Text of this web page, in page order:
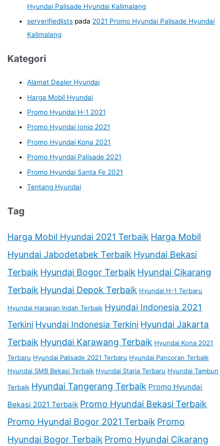
Hyundai Palisade Hyundai Kalimalang
serverifiedlists pada 2021 Promo Hyundai Palisade Hyundai
Kalimalang
Kategori
Alamat Dealer Hyundai
Harga Mobil Hyundai
Promo Hyundai H-1 2021
Promo Hyundai Ioniq 2021
Promo Hyundai Kona 2021
Promo Hyundai Palisade 2021
Promo Hyundai Santa Fe 2021
Tentang Hyundai
Tag
Harga Mobil Hyundai 2021 Terbaik Harga Mobil
Hyundai Jabodetabek Terbaik Hyundai Bekasi
Terbaik Hyundai Bogor Terbaik Hyundai Cikarang
Terbaik Hyundai Depok Terbaik Hyundai H-1 Terbaru
Hyundai Harapan Indah Terbaik Hyundai Indonesia 2021
Terkini Hyundai Indonesia Terkini Hyundai Jakarta
Terbaik Hyundai Karawang Terbaik Hyundai Kona 2021
Terbaru Hyundai Palisade 2021 Terbaru Hyundai Pancoran Terbaik
Hyundai SMB Bekasi Terbaik Hyundai Staria Terbaru Hyundai Tambun
Terbaik Hyundai Tangerang Terbaik Promo Hyundai
Bekasi 2021 Terbaik Promo Hyundai Bekasi Terbaik
Promo Hyundai Bogor 2021 Terbaik Promo
Hyundai Bogor Terbaik Promo Hyundai Cikarang